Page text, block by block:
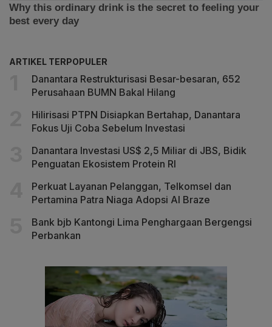
ARTIKEL TERPOPULER
Danantara Restrukturisasi Besar-besaran, 652
Perusahaan BUMN Bakal Hilang
Hilirisasi PTPN Disiapkan Bertahap, Danantara
Fokus Uji Coba Sebelum Investasi
Danantara Investasi US$ 2,5 Miliar di JBS, Bidik
Penguatan Ekosistem Protein RI
Perkuat Layanan Pelanggan, Telkomsel dan
Pertamina Patra Niaga Adopsi AI Braze
Bank bjb Kantongi Lima Penghargaan Bergengsi
Perbankan